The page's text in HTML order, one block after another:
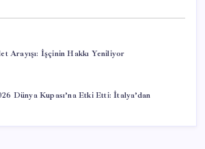
Arayışı: İşçinin Hakkı Yeniliyor
Dünya Kupası’na Etki Etti: İtalya’dan